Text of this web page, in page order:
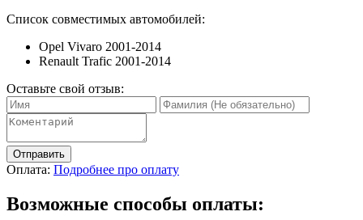
Список совместимых автомобилей:
Opel Vivaro 2001-2014
Renault Trafic 2001-2014
Оставьте свой отзыв:
Отправить
Оплата: Подробнее про оплату
Возможные способы оплаты: